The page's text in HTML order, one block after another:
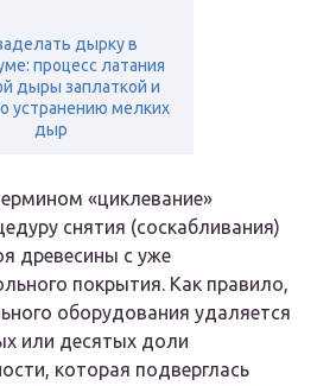
дырку в
процесс латания
дыры заплаткой и
устранению мелких
дыр
«циклевание»
снятия (соскабливания)
древесины с уже
покрытия. Как правило,
оборудования удаляется
или десятых доли
которая подверглась